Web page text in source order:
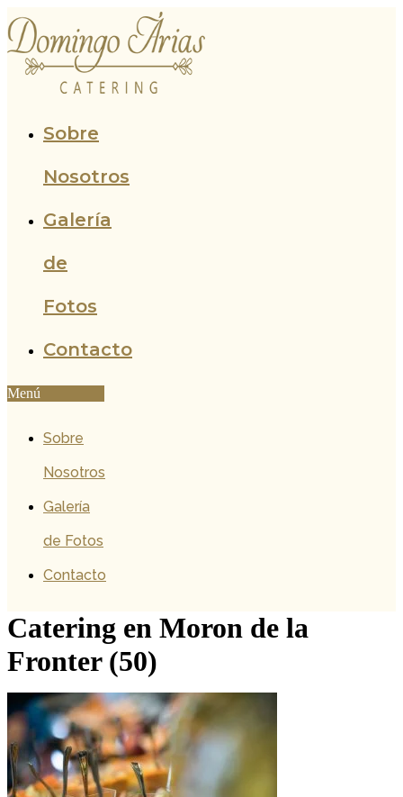
al
contenido
Sobre
Nosotros
Galería
de
Fotos
Contacto
Menú
Sobre
Nosotros
Galería
de Fotos
Contacto
Catering en Moron de la
Fronter (50)